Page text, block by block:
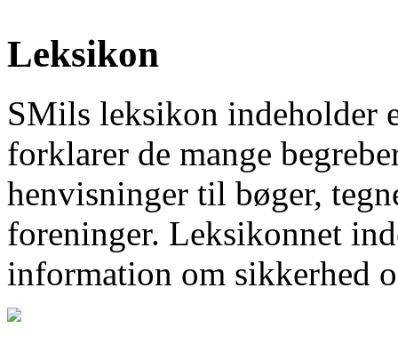
Leksikon
SMils leksikon indeholder
forklarer de mange
henvisninger til bøger,
foreninger. Leksikonnet
information om sikkerhed